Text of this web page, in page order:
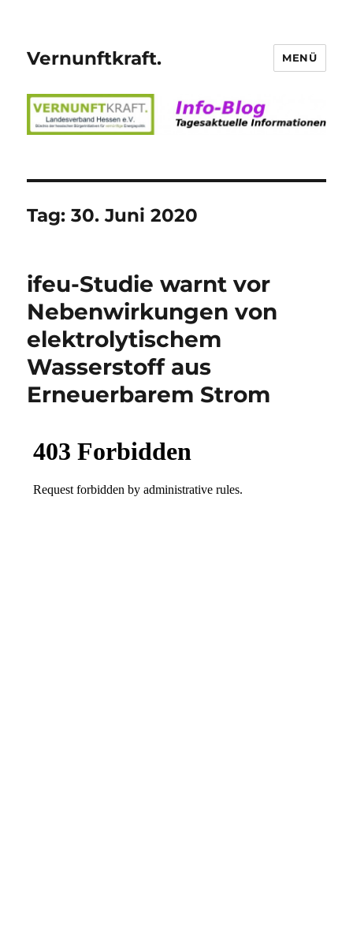
Vernunftkraft. MENÜ
Tag:30. Juni 2020
ifeu-Studie warnt vor
Nebenwirkungen von
elektrolytischem
Wasserstoff aus
Erneuerbarem Strom